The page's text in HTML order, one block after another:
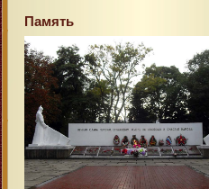
Память